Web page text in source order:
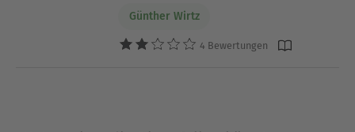
Günther Wirtz
4 Bewertungen